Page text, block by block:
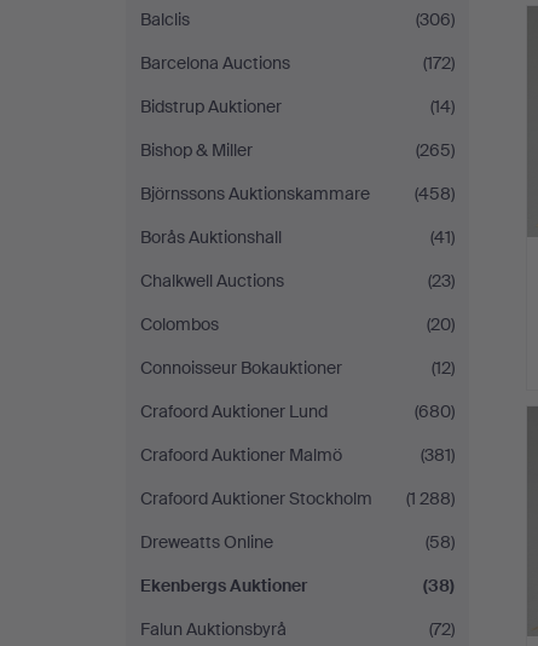
Balclis
(306)
Barcelona Auctions
(172)
Bidstrup Auktioner
(14)
Bishop & Miller
(265)
Björnssons Auktionskammare
(458)
Borås Auktionshall
(41)
Chalkwell Auctions
(23)
Colombos
(20)
Connoisseur Bokauktioner
(12)
Crafoord Auktioner Lund
(680)
Crafoord Auktioner Malmö
(381)
Crafoord Auktioner Stockholm
(1 288)
Dreweatts Online
(58)
Ekenbergs Auktioner
(38)
Falun Auktionsbyrå
(72)